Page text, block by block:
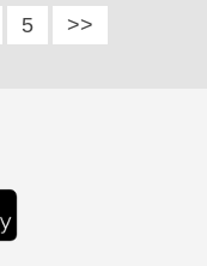
5 >>